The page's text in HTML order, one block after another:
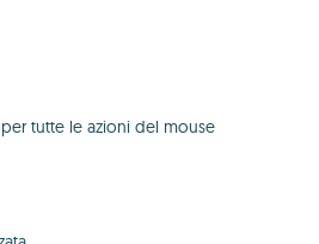
tutte le azioni del mouse